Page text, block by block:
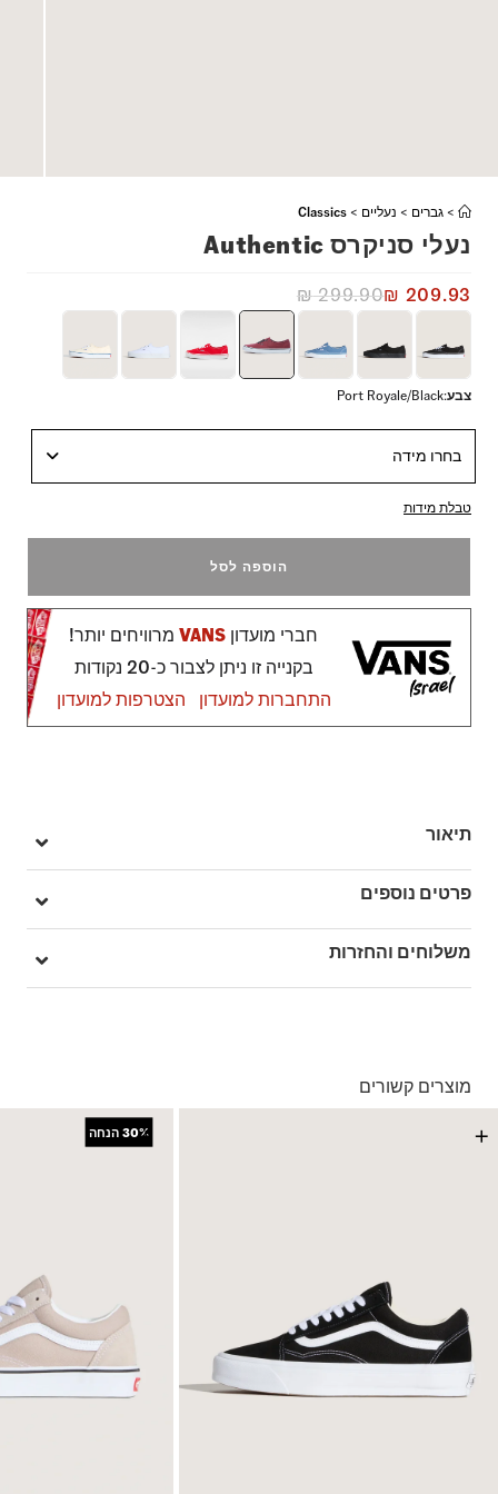
> גברים > נעליים >
Classics
נעלי סניקרס Authentic
₪299.90₪ 209.93
צבע:
Port Royale/Black
בחרו מידה
טבלת מידות
הוספה לסל
חברי מועדון VANSמרוויחים יותר!
בקנייה זו ניתן לצבור כ-20 נקודות
התחברות למועדון
הצטרפות למועדון
תיאור
המעניקה לנעל אחיזה טובה במיוחד.
פרטים נוספים
מק"ט: VQER5U8
משלוחים והחזרות
*ייתכנו עיכובים בעקבות עומסים
מוצרים קשורים
+
+
30% הנחה